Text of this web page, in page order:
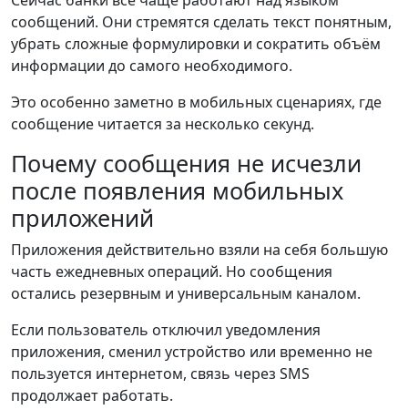
сообщений. Они стремятся сделать текст понятным,
убрать сложные формулировки и сократить объём
информации до самого необходимого.
Это особенно заметно в мобильных сценариях, где
сообщение читается за несколько секунд.
Почему сообщения не исчезли
после появления мобильных
приложений
Приложения действительно взяли на себя большую
часть ежедневных операций. Но сообщения
остались резервным и универсальным каналом.
Если пользователь отключил уведомления
приложения, сменил устройство или временно не
пользуется интернетом, связь через SMS
продолжает работать.